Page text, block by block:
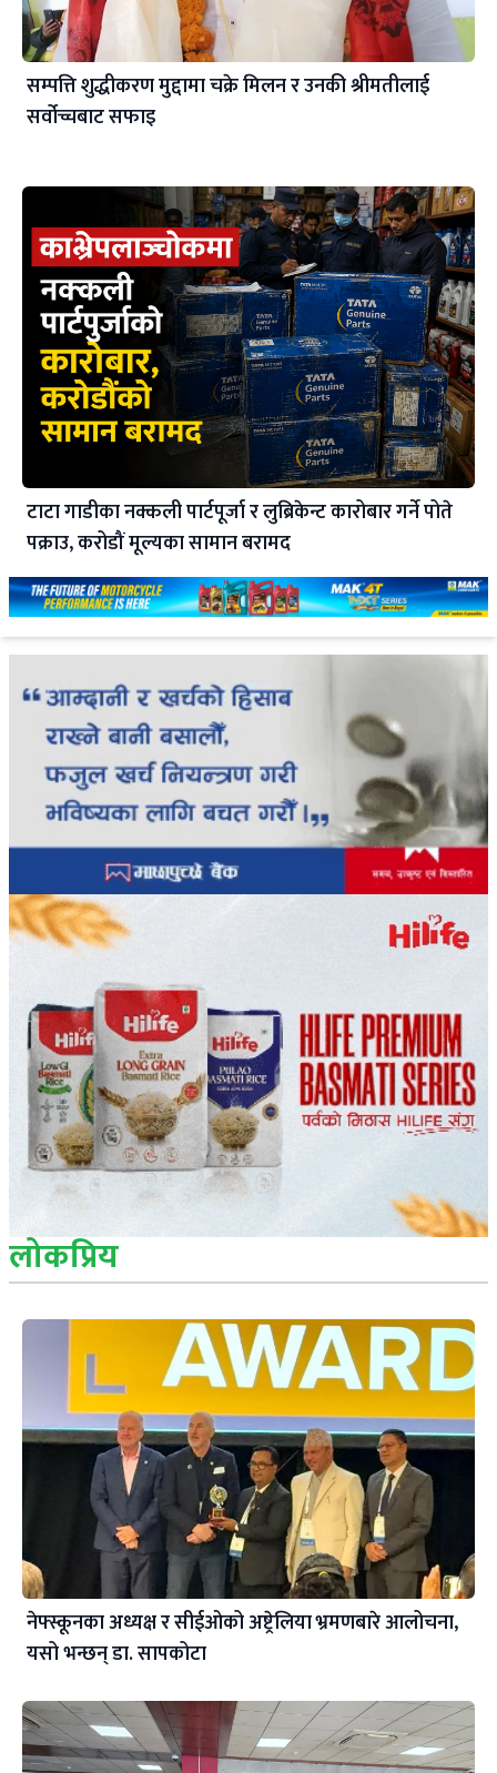
सम्पत्ति शुद्धीकरण मुद्दामा चक्रे मिलन र उनकी श्रीमतीलाई
सर्वोच्चबाट सफाइ
टाटा गाडीका नक्कली पार्टपूर्जा र लुब्रिकेन्ट कारोबार गर्ने पोते
पक्राउ, करोडौं मूल्यका सामान बरामद
लोकप्रिय
नेफ्स्कूनका अध्यक्ष र सीईओको अष्ट्रेलिया भ्रमणबारे आलोचना,
यसो भन्छन् डा‍. सापकोटा